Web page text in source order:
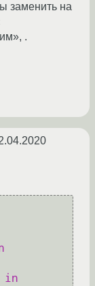
заменить на
.
in